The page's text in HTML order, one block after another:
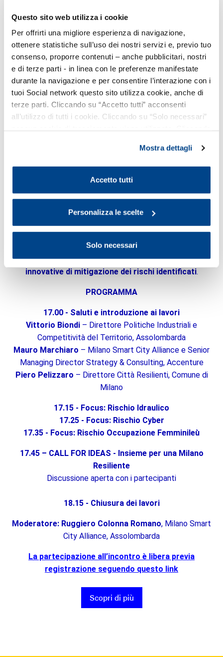
Questo sito web utilizza i cookie
Per offrirti una migliore esperienza di navigazione,
ottenere statistiche sull’uso dei nostri servizi e, previo tuo
consenso, proporre contenuti – anche pubblicitari, nostri
e di terze parti - in linea con le preferenze manifestate
durante la navigazione e per consentire l’interazione con i
tuoi Social network questo sito utilizza cookie, anche di
terze parti. Cliccando su “Accetto tutti” acconsenti
all’utilizzo di tutti i cookie. Cliccando su “Solo necessari”
propria volontà in relazione a ciascuna categoria di
cookie del sito. Per ulteriori informazioni consulta la
Mostra dettagli
Accetto tutti
Personalizza le scelte
Solo necessari
recovery per la mitigazionedei rischi delle imprese,
WEBINAR -Lunedì 21 giugno 2021 - ore 17.00
Clicca qui per iscriverti
Il risultato dei lavori svolti in collaborazione con il Comune
di Milano è contenuto nel documento che verrà
presentato durante l’incontro: “Milano Resiliente: Risk
assessment e disaster recovery per la mitigazione dei
rischi delle imprese, delle persone e della città” si
focalizza su tre rischi prioritari, con particolare riferimento
transizione digitale e parità di genere.
free download nella sezione dedicata al progetto.
processo dicondivisione e definizione di progetti
che, in continuità con quanto sviluppato all’interno
della ricerca, avranno lo scopo disperimentare modalità
innovative di mitigazione dei rischi identificati.
PROGRAMMA
17.00 - Saluti e introduzione ai lavori
Vittorio Biondi – Direttore Politiche Industriali e
Competitività del Territorio, Assolombarda
Mauro Marchiaro – Milano Smart City Alliance e Senior
Managing Director Strategy & Consulting, Accenture
Piero Pelizzaro – Direttore Città Resilienti, Comune di
Milano
17.15 - Focus: Rischio Idraulico
17.25 - Focus: Rischio Cyber
17.35 - Focus: Rischio Occupazione Femminileù
17.45 – CALL FOR IDEAS - Insieme per una Milano
Resiliente
Discussione aperta con i partecipanti
18.15 - Chiusura dei lavori
Moderatore: Ruggiero Colonna Romano, Milano Smart
City Alliance, Assolombarda
La partecipazione all’incontro è libera previa
registrazione seguendo questo link
Scopri di più